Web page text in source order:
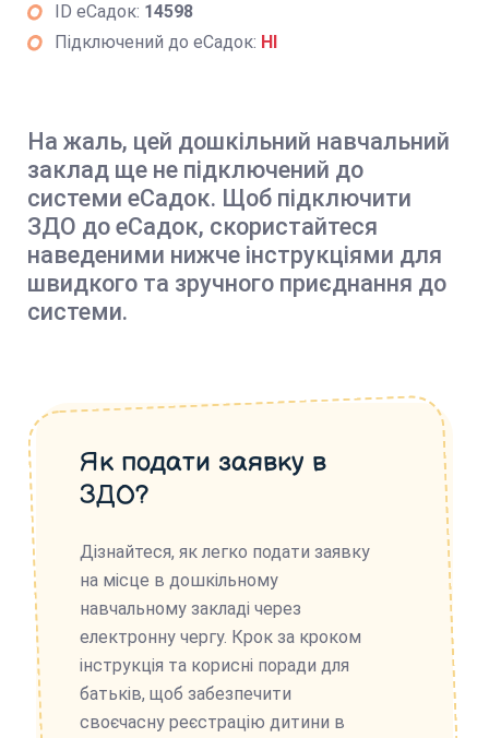
ID еСадок: 14598
Підключений до еСадок: НІ
На жаль, цей дошкільний навчальний
заклад ще не підключений до
системи еСадок. Щоб підключити
ЗДО до еСадок, скористайтеся
наведеними нижче інструкціями для
швидкого та зручного приєднання до
системи.
Як подати заявку в
ЗДО?
Дізнайтеся, як легко подати заявку
на місце в дошкільному
навчальному закладі через
електронну чергу. Крок за кроком
інструкція та корисні поради для
батьків, щоб забезпечити
своєчасну реєстрацію дитини в